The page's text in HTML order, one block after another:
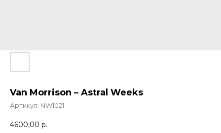
Van Morrison – Astral Weeks
Артикул: NW1021
4600,00 р.